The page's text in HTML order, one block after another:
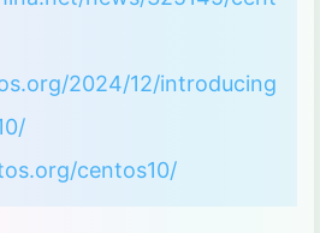
2024/12/introducing
centos10/